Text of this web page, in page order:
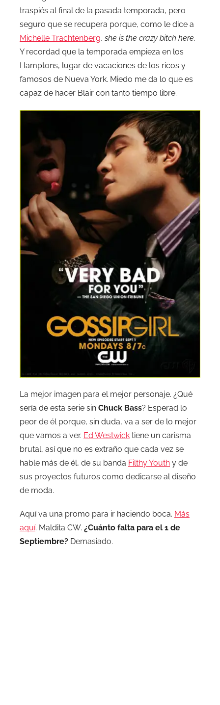
traspiés al final de la pasada temporada, pero
seguro que se recupera porque, como le dice a
Michelle Trachtenberg,she is the crazy bitch here.
Y recordad que la temporada empieza en los
Hamptons, lugar de vacaciones de los ricos y
famosos de Nueva York. Miedo me da lo que es
capaz de hacer Blair con tanto tiempo libre.
La mejor imagen para el mejor personaje. ¿Qué
sería de esta serie sin Chuck Bass? Esperad lo
peor de él porque, sin duda, va a ser de lo mejor
que vamos a ver. Ed Westwick tiene un carisma
brutal, así que no es extraño que cada vez se
hable más de él, de su banda Filthy Youth y de
sus proyectos futuros como dedicarse al diseño
de moda.
Aquí va una promo para ir haciendo boca. Más
aquí. Maldita CW. ¿Cuánto falta para el 1 de
Septiembre? Demasiado.